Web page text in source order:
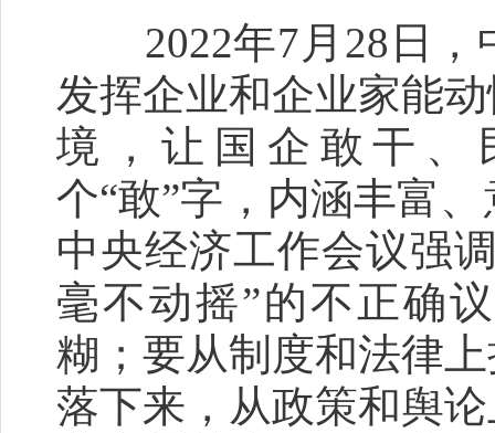
2022年7月28日，
发挥企业和企业家能
境，让国企敢干、
个“敢”字，内涵丰富
中央经济工作会议强
毫不动摇”的不正确
糊；要从制度和法律
落下来，从政策和舆